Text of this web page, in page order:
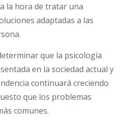
a la hora de tratar una
adaptadas a las
que la psicología
en la sociedad actual y
continuará creciendo
que los problemas
comunes.